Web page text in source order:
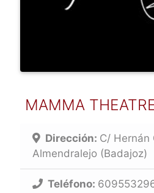
MAMMA
Dirección: C/ Hernán
Almendralejo (Badajoz)
Teléfono: